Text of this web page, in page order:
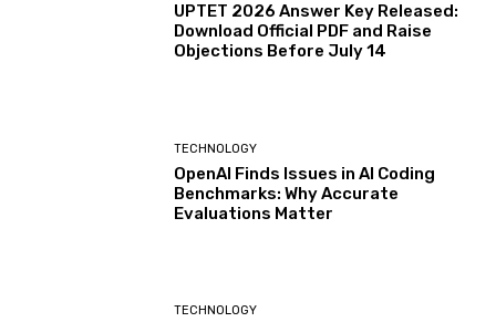
UPTET 2026 Answer Key Released:
Download Official PDF and Raise
Objections Before July 14
TECHNOLOGY
OpenAI Finds Issues in AI Coding
Benchmarks: Why Accurate
Evaluations Matter
TECHNOLOGY